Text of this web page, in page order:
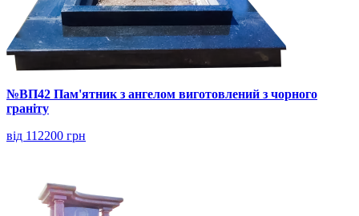
№ВП42 Пам'ятник з ангелом виготовлений з чорного
граніту
від 112200 грн